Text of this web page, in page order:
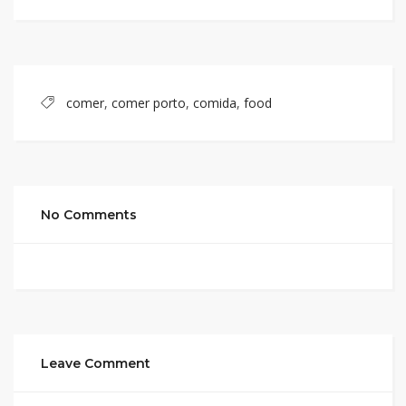
comer, comer porto, comida, food
No Comments
Leave Comment